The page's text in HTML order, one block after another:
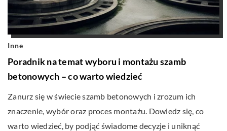
Inne
Poradnik na temat wyboru i montażu szamb
betonowych – co warto wiedzieć
Zanurz się w świecie szamb betonowych i zrozum ich
znaczenie, wybór oraz proces montażu. Dowiedz się, co
warto wiedzieć, by podjąć świadome decyzje i uniknąć